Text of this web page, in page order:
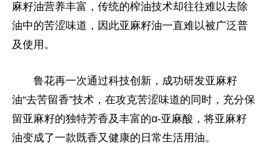
麻籽油营养丰富，传统的榨油技术却往往难以去除
油中的苦涩味道，因此亚麻籽油一直难以被广泛普
及使用。
鲁花再一次通过科技创新，成功研发亚麻籽
油“去苦留香”技术，在攻克苦涩味道的同时，充分保
留亚麻籽的独特芳香及丰富的α-亚麻酸，将亚麻籽
油变成了一款既香又健康的日常生活用油。